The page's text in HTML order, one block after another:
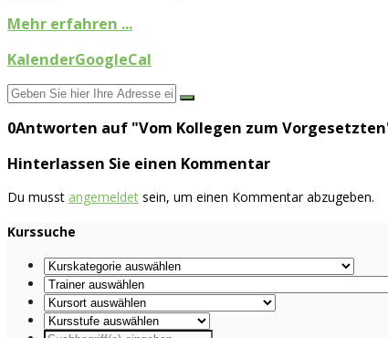
Mehr erfahren ...
KalenderGoogleCal
0Antworten auf "Vom Kollegen zum
Hinterlassen Sie einen Kommentar
Du musst angemeldet sein, um einen Kommentar abzugeben.
Kurssuche